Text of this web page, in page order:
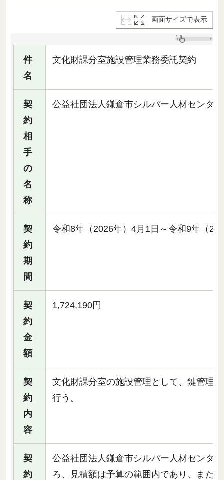
画面サイズで表示
件
名
文化財課分室施設管理業務委託契約
契
約
相
手
の
名
称
公益社団法人鎌倉市シルバー人材センター
契
約
期
間
令和8年（2026年）4月1日～令和9年（
契
約
金
額
1,724,190円
契
約
内
容
文化財課分室の施設管理として、鍵管理
行う。
契
約
公益社団法人鎌倉市シルバー人材センタ
ろ、見積額は予算の範囲内であり、また